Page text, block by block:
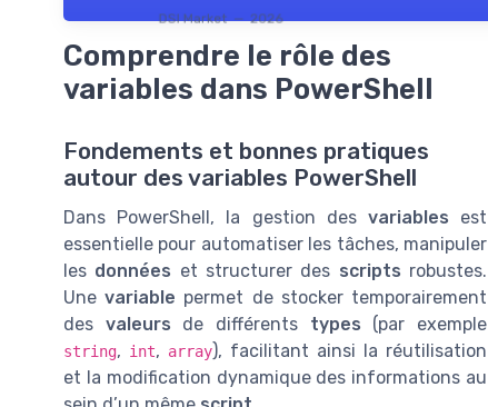
DSI Market — 2026
Comprendre le rôle des
variables dans PowerShell
Fondements et bonnes pratiques
autour des variables PowerShell
Dans PowerShell, la gestion des variables est
essentielle pour automatiser les tâches, manipuler
les données et structurer des scripts robustes.
Unevariable permet de stocker temporairement
des valeurs de différents types (par exemple
string, int, array), facilitant ainsi la réutilisation
et la modification dynamique des informations au